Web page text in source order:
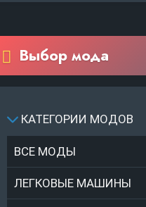
Выбор мода
КАТЕГОРИИ МОДОВ
ВСЕ МОДЫ
ЛЕГКОВЫЕ МАШИНЫ